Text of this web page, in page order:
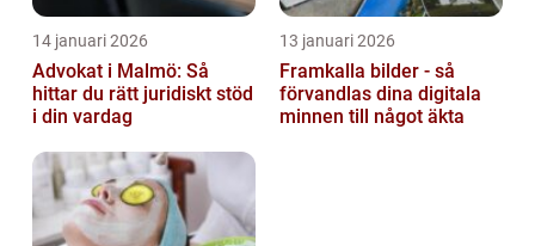
14 januari 2026
Advokat i Malmö: Så
hittar du rätt juridiskt stöd
i din vardag
13 januari 2026
Framkalla bilder - så
förvandlas dina digitala
minnen till något äkta